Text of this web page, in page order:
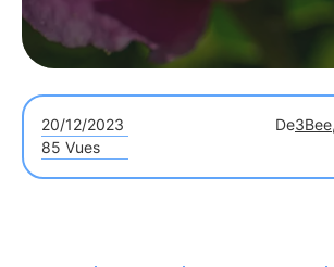
20/12/2023 De
85 Vues